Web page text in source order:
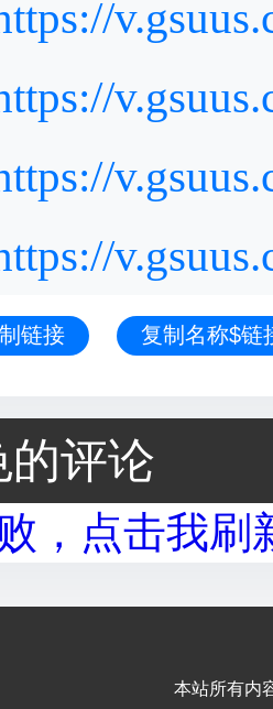
链接 复制名称$链
评论
，点击我刷
本站所有内